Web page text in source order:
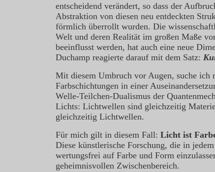
entscheidend verändert, so dass der
Abstraktion von diesen neu entdeckten
förmlich überrollt wurden. Die
Welt und deren Realität im großen Maße
beeinflusst werden, hat auch eine neue
Duchamp reagierte darauf mit dem Satz:
Mit diesem Umbruch vor Augen, suche
Farbschichtungen in einer
Welle-Teilchen-Dualismus der
Lichts: Lichtwellen sind gleichzeitig
gleichzeitig Lichtwellen.
Für mich gilt in diesem Fall: Licht ist
Diese künstlerische Forschung, die in
wertungsfrei auf Farbe und Form
geheimnisvollen Zwischenbereich.